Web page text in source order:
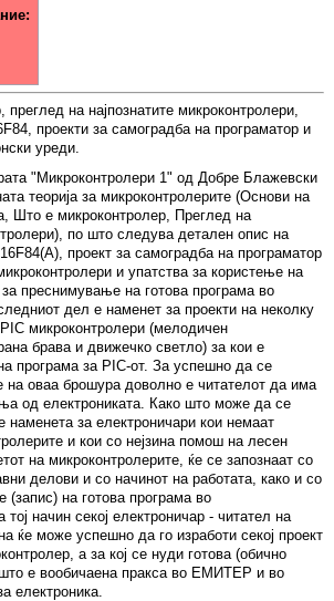
на најпознатите микроконтролери,
проекти за самоградба на програматор и
уреди.
"Микроконтролери 1" од Добре Блажевски
теорија за микроконтролерите (Основи на
Што е микроконтролер, Преглед на
по што следува детален опис на
проект за самоградба на програматор
и упатства за користење на
преснимување на готова програма во
дел е наменет за проекти на неколку
микроконтролери (мелодичен
брава и движечко светло) за кои е
програма за PIC-от. За успешно да се
на оваа брошура доволно е читателот да има
од електрониката. Како што може да се
наменета за електроничари кои немаат
и кои со нејзина помош на лесен
на микроконтролерите, ќе се запознаат со
делови и со начинот на работата, како и со
(запис) на готова програма во
начин секој електроничар - читател на
ќе може успешно да го изработи секој проект
а за кој се нуди готова (обично
е вообичаена пракса во ЕМИТЕР и во
електроника.